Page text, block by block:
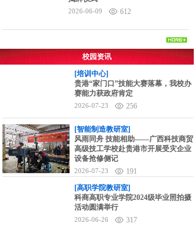
2026-06-09 612
校园资讯
[培训中心]
贵港“家门口”技能大赛落幕，我校办
赛能力获政府肯定
2026-07-23 256
[智能制造教研室]
风雨同舟 技能相助——广西科技商贸
高级技工学校赴贵港市开展受灾企业
设备抢修侧记
2026-07-23
191
[高职学院教研室]
科商高职专业学院2024级毕业照拍摄
活动圆满举行
2026-06-26 317